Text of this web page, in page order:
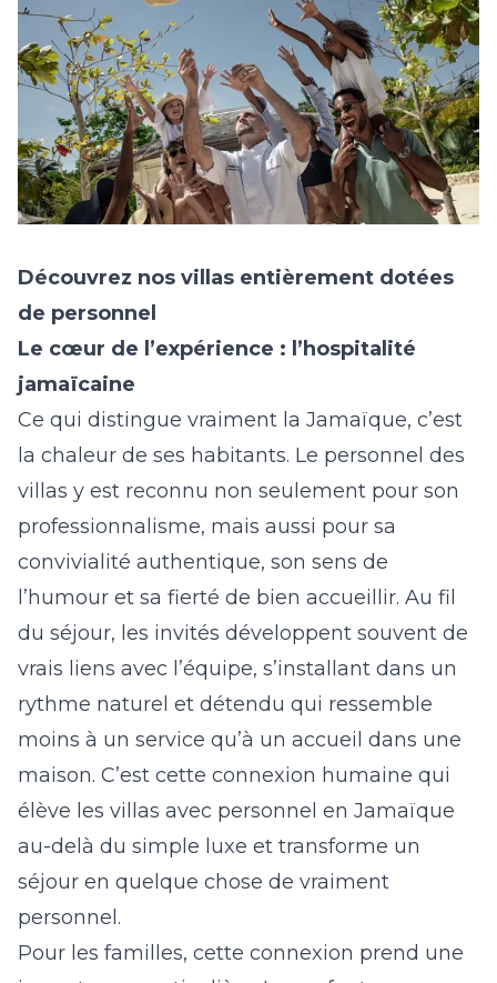
Découvrez nos villas entièrement dotées
de personnel
Le cœur de l’expérience : l’hospitalité
jamaïcaine
Ce qui distingue vraiment la Jamaïque, c’est
la chaleur de ses habitants. Le personnel des
villas y est reconnu non seulement pour son
professionnalisme, mais aussi pour sa
convivialité authentique, son sens de
l’humour et sa fierté de bien accueillir. Au fil
du séjour, les invités développent souvent de
vrais liens avec l’équipe, s’installant dans un
rythme naturel et détendu qui ressemble
moins à un service qu’à un accueil dans une
maison. C’est cette connexion humaine qui
élève les villas avec personnel en Jamaïque
au-delà du simple luxe et transforme un
séjour en quelque chose de vraiment
personnel.
Pour les familles, cette connexion prend une